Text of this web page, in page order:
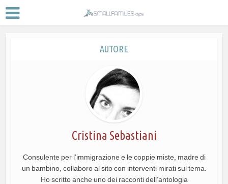
AUTORE
Cristina Sebastiani
Consulente per l’immigrazione e le coppie miste, madre di
un bambino, collaboro al sito con interventi mirati sul tema.
Ho scritto anche uno dei racconti dell’antologia